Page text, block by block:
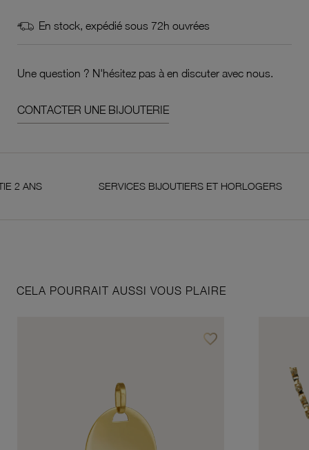
En stock, expédié sous 72h ouvrées
Une question ? N'hésitez pas à en discuter avec nous.
CONTACTER UNE BIJOUTERIE
SERVICES BIJOUTIERS ET HORLOGERS
CELA POURRAIT AUSSI VOUS PLAIRE
favorite_borderAjouter à vos favoris